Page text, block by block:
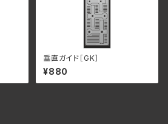
垂直ガイド［GK］
¥880